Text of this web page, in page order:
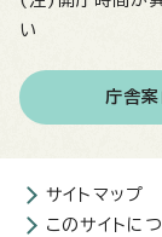
い
庁舎案
サイトマップ
このサイトに